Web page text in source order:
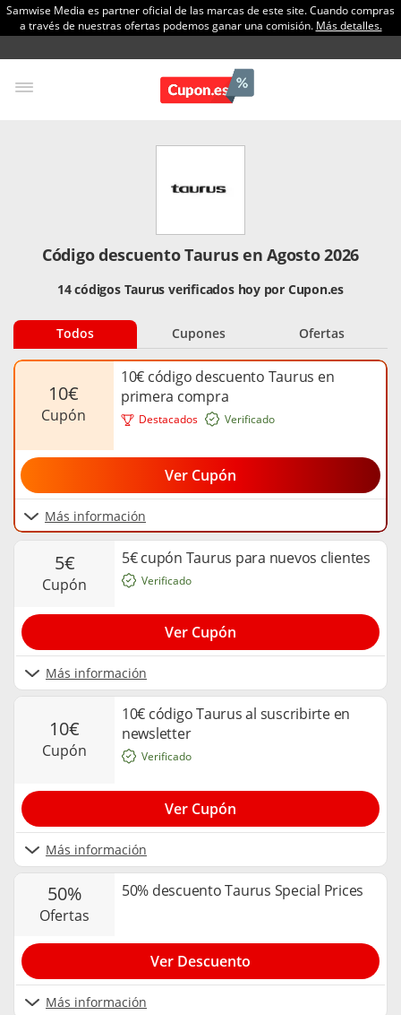
Samwise Media es partner oficial de las marcas de este site. Cuando compras
a través de nuestras ofertas podemos ganar una comisión. Más detalles.
Código descuento Taurus en Agosto 2026
14 códigos Taurus verificados hoy por Cupon.es
Todos Cupones Ofertas
Destacados
10€
cupón
10€ código descuento Taurus en
primera compra
Más información
Verificado
Ver Cupón
5€
cupón
5€ cupón Taurus para nuevos clientes
Más información
Verificado
Ver Cupón
10€
cupón
10€ código Taurus al suscribirte en
newsletter
Más información
Verificado
Ver Cupón
50%
ofertas
50% descuento Taurus Special Prices
Más información
Ver Descuento